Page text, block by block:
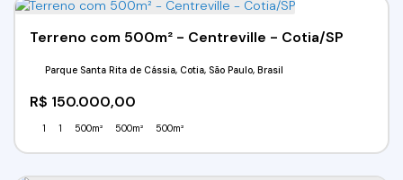
Terreno com 500m² - Centreville - Cotia/SP
R$ 150.000,00
Parque Santa Rita de Cássia, Cotia, São Paulo, Brasil
1 1 500m² 500m² 500m²